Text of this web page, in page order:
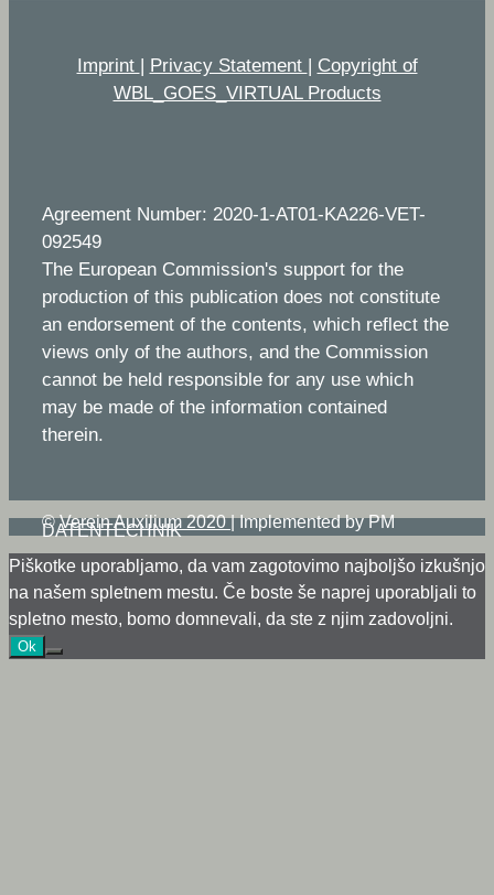
Imprint | Privacy Statement | Copyright of
WBL_GOES_VIRTUAL Products
Agreement Number: 2020-1-AT01-KA226-VET-
092549
The European Commission's support for the
production of this publication does not constitute
an endorsement of the contents, which reflect the
views only of the authors, and the Commission
cannot be held responsible for any use which
may be made of the information contained
therein.
©Verein Auxilium 2020|Implemented by PM
DATENTECHNIK
Piškotke uporabljamo, da vam zagotovimo najboljšo izkušnjo
na našem spletnem mestu. Če boste še naprej uporabljali to
spletno mesto, bomo domnevali, da ste z njim zadovoljni.
Ok